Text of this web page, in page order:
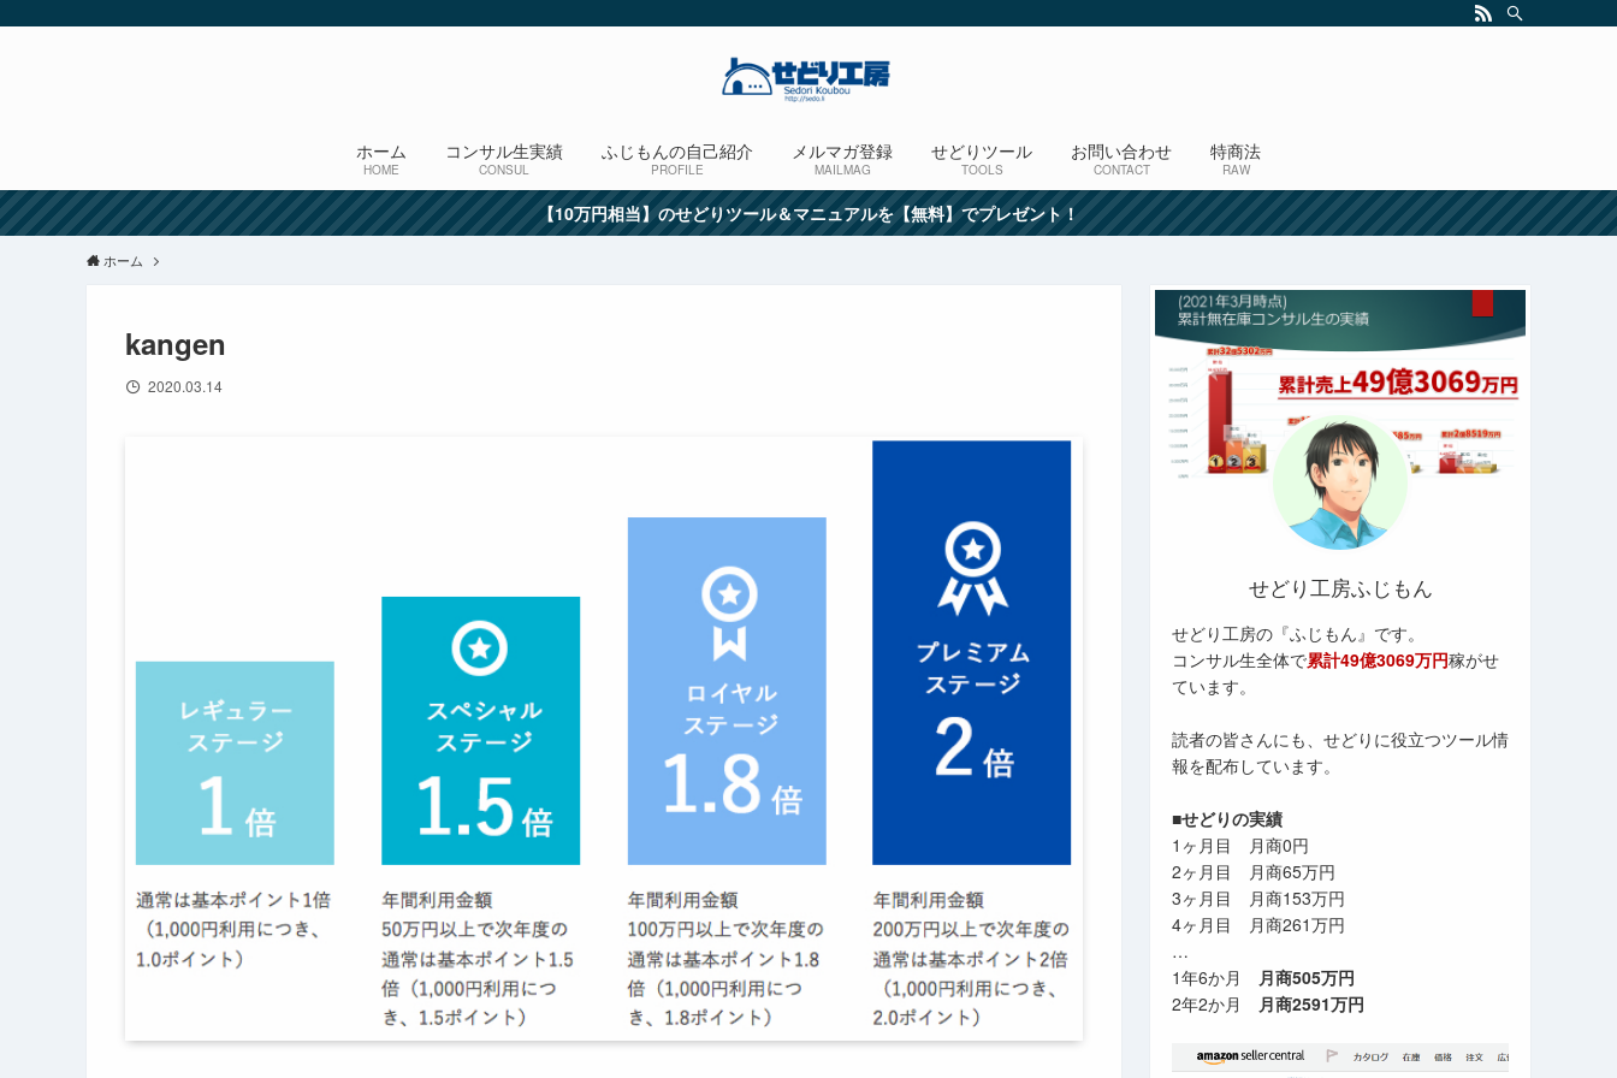
ホーム
HOME
コンサル生実績
CONSUL
ふじもんの自己紹介
PROFILE
メルマガ登録
MAILMAG
せどりツール
TOOLS
お問い合わせ
CONTACT
特商法
RAW
【10万円相当】のせどりツール＆マニュアルを【無料】でプレゼント！
ホーム
kangen
2020.03.14
せどり工房ふじもん
せどり工房の『ふじもん』です。
コンサル生全体で累計49億3069万円稼がせ
ています。
読者の皆さんにも、せどりに役立つツール情
報を配布しています。
■せどりの実績
1ヶ月目 月商0円
2ヶ月目 月商65万円
3ヶ月目 月商153万円
4ヶ月目 月商261万円
…
1年6か月 月商505万円
2年2か月 月商2591万円